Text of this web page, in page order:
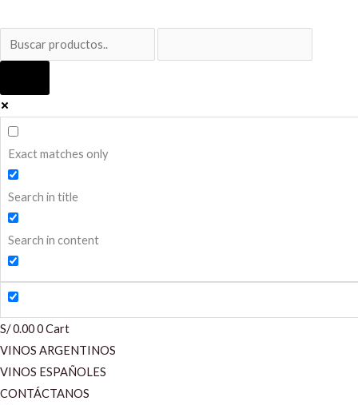
Exact matches only
Search in title
Search in content
S/0.000Cart
VINOS ARGENTINOS
VINOS ESPAÑOLES
CONTÁCTANOS
cantidad